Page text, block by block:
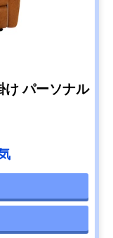
け パーソナル